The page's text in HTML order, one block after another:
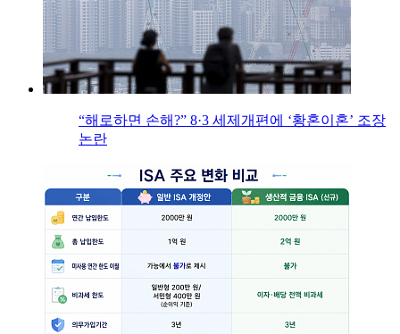
“해로하면 손해?” 8·3 세제개편에 ‘황혼이혼’ 조장
논란